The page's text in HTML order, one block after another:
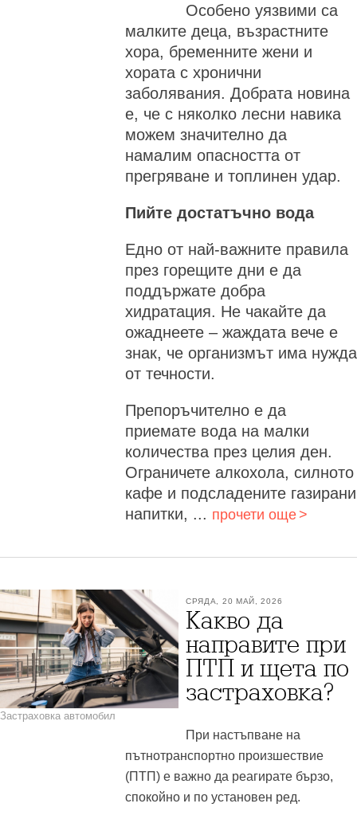
Особено уязвими са
малките деца, възрастните
хора, бременните жени и
хората с хронични
заболявания. Добрата новина
е, че с няколко лесни навика
можем значително да
намалим опасността от
прегряване и топлинен удар.
Пийте достатъчно вода
Едно от най-важните правила
през горещите дни е да
поддържате добра
хидратация. Не чакайте да
ожаднеете – жаждата вече е
знак, че организмът има нужда
от течности.
Препоръчително е да
приемате вода на малки
количества през целия ден.
Ограничете алкохола, силното
кафе и подсладените газирани
напитки, ... прочети още
СРЯДА, 20 МАЙ, 2026
Какво да
направите при
ПТП и щета по
застраховка?
Застраховка автомобил
При настъпване на
пътнотранспортно произшествие
(ПТП) е важно да реагирате бързо,
спокойно и по установен ред.